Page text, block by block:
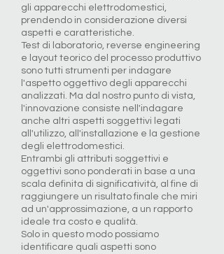
gli apparecchi elettrodomestici,
prendendo in considerazione diversi
aspetti e caratteristiche.
Test di laboratorio, reverse engineering
e layout teorico del processo produttivo
sono tutti strumenti per indagare
l'aspetto oggettivo degli apparecchi
analizzati. Ma dal nostro punto di vista,
l'innovazione consiste nell'indagare
anche altri aspetti soggettivi legati
all'utilizzo, all'installazione e la gestione
degli elettrodomestici.
Entrambi gli attributi soggettivi e
oggettivi sono ponderati in base a una
scala definita di significatività, al fine di
raggiungere un risultato finale che miri
ad un'approssimazione, a un rapporto
ideale tra costo e qualità.
Solo in questo modo possiamo
identificare quali aspetti sono